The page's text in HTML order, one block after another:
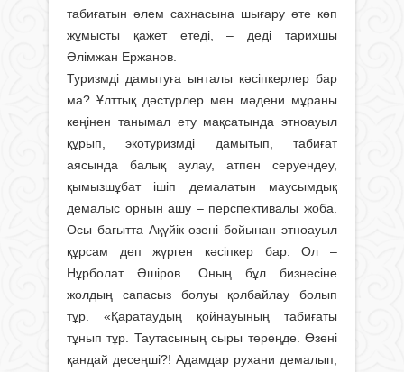
табиғатын әлем сахнасына шығару өте көп
жұмысты қажет етеді, – деді тарихшы
Әлімжан Ержанов.
Туризмді дамытуға ынталы кәсіпкерлер бар
ма? Ұлттық дәстүрлер мен мәдени мұраны
кеңінен танымал ету мақсатында этноауыл
құрып, экотуризмді дамытып, табиғат
аясында балық аулау, атпен серуендеу,
қымызшұбат ішіп демалатын маусымдық
демалыс орнын ашу – перспективалы жоба.
Осы бағытта Ақүйік өзені бойынан этноауыл
құрсам деп жүрген кәсіпкер бар. Ол –
Нұрболат Әшіров. Оның бұл бизнесіне
жолдың сапасыз болуы қолбайлау болып
тұр. «Қаратаудың қойнауының табиғаты
тұнып тұр. Таутасының сыры тереңде. Өзені
қандай десеңші?! Адамдар рухани демалып,